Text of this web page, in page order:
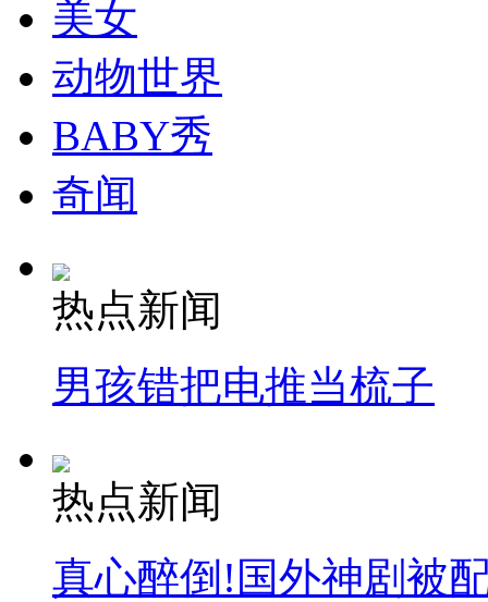
美女
动物世界
BABY秀
奇闻
热点新闻
男孩错把电推当梳子
热点新闻
真心醉倒!国外神剧被